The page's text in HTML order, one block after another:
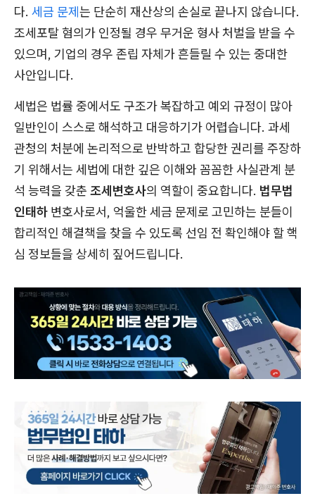
다. 세금 문제는 단순히 재산상의 손실로 끝나지 않습니다.
조세포탈 혐의가 인정될 경우 무거운 형사 처벌을 받을 수
있으며, 기업의 경우 존립 자체가 흔들릴 수 있는 중대한
사안입니다.
세법은 법률 중에서도 구조가 복잡하고 예외 규정이 많아
일반인이 스스로 해석하고 대응하기가 어렵습니다. 과세
관청의 처분에 논리적으로 반박하고 합당한 권리를 주장하
기 위해서는 세법에 대한 깊은 이해와 꼼꼼한 사실관계 분
석 능력을 갖춘 조세변호사의 역할이 중요합니다. 법무법
인태하 변호사로서, 억울한 세금 문제로 고민하는 분들이
합리적인 해결책을 찾을 수 있도록 선임 전 확인해야 할 핵
심 정보들을 상세히 짚어드립니다.